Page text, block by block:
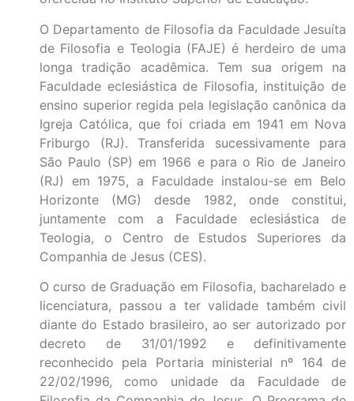
O Departamento de Filosofia da Faculdade Jesuíta
de Filosofia e Teologia (FAJE) é herdeiro de uma
longa tradição acadêmica. Tem sua origem na
Faculdade eclesiástica de Filosofia, instituição de
ensino superior regida pela legislação canônica da
Igreja Católica, que foi criada em 1941 em Nova
Friburgo (RJ). Transferida sucessivamente para
São Paulo (SP) em 1966 e para o Rio de Janeiro
(RJ) em 1975, a Faculdade instalou-se em Belo
Horizonte (MG) desde 1982, onde constitui,
juntamente com a Faculdade eclesiástica de
Teologia, o Centro de Estudos Superiores da
Companhia de Jesus (CES).
O curso de Graduação em Filosofia, bacharelado e
licenciatura, passou a ter validade também civil
diante do Estado brasileiro, ao ser autorizado por
decreto de 31/01/1992 e definitivamente
reconhecido pela Portaria ministerial nº 164 de
22/02/1996, como unidade da Faculdade de